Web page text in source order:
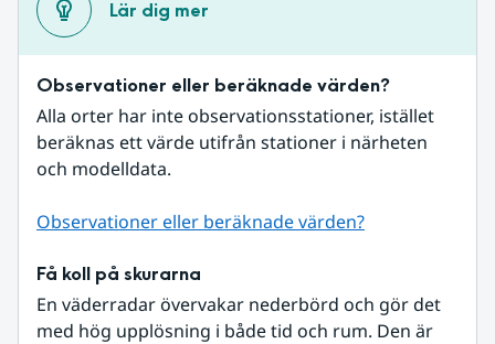
Lär dig mer
Observationer eller beräknade värden?
Alla orter har inte observationsstationer, istället
beräknas ett värde utifrån stationer i närheten
och modelldata.
Observationer eller beräknade värden?
Få koll på skurarna
En väderradar övervakar nederbörd och gör det
med hög upplösning i både tid och rum. Den är